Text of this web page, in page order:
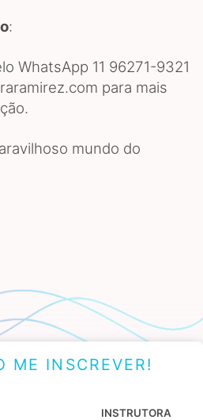
:
WhatsApp 11 96271-9321
para mais
mundo do
ME INSCREVER!
INSTRUTORA